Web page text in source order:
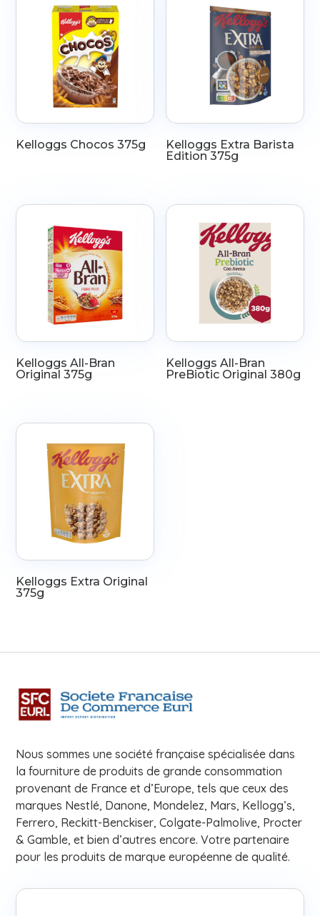
Kelloggs Chocos 375g
Kelloggs Extra Barista
Edition 375g
Kelloggs All-Bran
Original 375g
Kelloggs All-Bran
PreBiotic Original 380g
Kelloggs Extra Original
375g
Nous sommes une société française spécialisée dans
la fourniture de produits de grande consommation
provenant de France et d’Europe, tels que ceux des
marques Nestlé, Danone, Mondelez, Mars, Kellogg’s,
Ferrero, Reckitt-Benckiser, Colgate-Palmolive, Procter
& Gamble, et bien d’autres encore. Votre partenaire
pour les produits de marque européenne de qualité.